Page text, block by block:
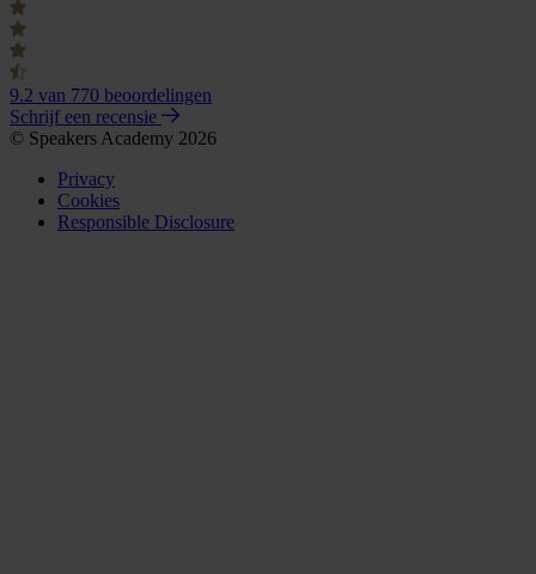
9.2 van 770 beoordelingen
Schrijf een recensie
© Speakers Academy 2026
Privacy
Cookies
Responsible Disclosure